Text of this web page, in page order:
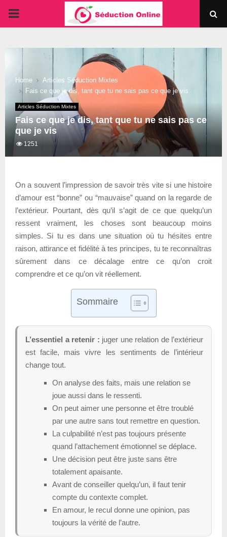
PRIMARY
Home
Articles Séduction Mixtes
Fais ce que je dis, tant que tu ne sais pas ce que je vis
Articles Séduction Mixtes
Fais ce que je dis, tant que tu ne sais pas ce
que je vis
1251
On a souvent l’impression de savoir très vite si une histoire
d’amour est “bonne” ou “mauvaise” quand on la regarde de
l’extérieur. Pourtant, dès qu’il s’agit de ce que quelqu’un
ressent vraiment, les choses sont beaucoup moins
simples. Si tu es dans une situation où tu hésites entre
raison, attirance et fidélité à tes principes, tu te reconnaîtras
sûrement dans ce décalage entre ce qu’on croit
comprendre et ce qu’on vit réellement.
Sommaire
L’essentiel a retenir : juger une relation de l’extérieur
est facile, mais vivre les sentiments de l’intérieur
change tout.
On analyse des faits, mais une relation se
joue aussi dans le ressenti.
On peut aimer une personne et être troublé
par une autre sans tout remettre en question.
La culpabilité n’est pas toujours présente
quand l’attachement émotionnel se déplace.
Une décision peut être juste sans être
totalement apaisante.
Avant de conseiller quelqu’un, il faut tenir
compte du contexte complet.
En amour, le recul donne une opinion, pas
toujours la vérité de l’autre.